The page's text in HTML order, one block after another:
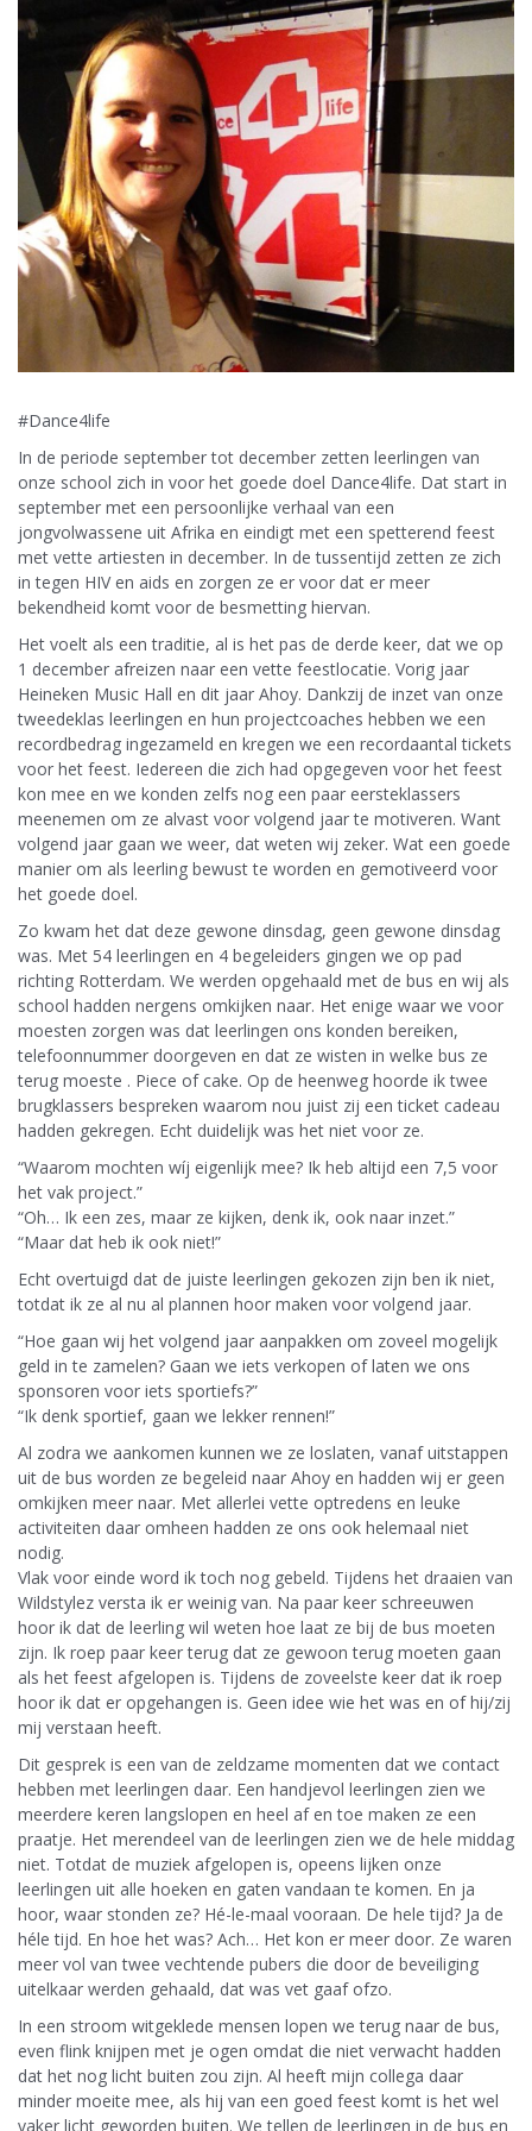
#Dance4life
In de periode september tot december zetten leerlingen van
onze school zich in voor het goede doel Dance4life. Dat start in
september met een persoonlijke verhaal van een
jongvolwassene uit Afrika en eindigt met een spetterend feest
met vette artiesten in december. In de tussentijd zetten ze zich
in tegen HIV en aids en zorgen ze er voor dat er meer
bekendheid komt voor de besmetting hiervan.
Het voelt als een traditie, al is het pas de derde keer, dat we op
1 december afreizen naar een vette feestlocatie. Vorig jaar
Heineken Music Hall en dit jaar Ahoy. Dankzij de inzet van onze
tweedeklas leerlingen en hun projectcoaches hebben we een
recordbedrag ingezameld en kregen we een recordaantal tickets
voor het feest. Iedereen die zich had opgegeven voor het feest
kon mee en we konden zelfs nog een paar eersteklassers
meenemen om ze alvast voor volgend jaar te motiveren. Want
volgend jaar gaan we weer, dat weten wij zeker. Wat een goede
manier om als leerling bewust te worden en gemotiveerd voor
het goede doel.
Zo kwam het dat deze gewone dinsdag, geen gewone dinsdag
was. Met 54 leerlingen en 4 begeleiders gingen we op pad
richting Rotterdam. We werden opgehaald met de bus en wij als
school hadden nergens omkijken naar. Het enige waar we voor
moesten zorgen was dat leerlingen ons konden bereiken,
telefoonnummer doorgeven en dat ze wisten in welke bus ze
terug moeste . Piece of cake. Op de heenweg hoorde ik twee
brugklassers bespreken waarom nou juist zij een ticket cadeau
hadden gekregen. Echt duidelijk was het niet voor ze.
“Waarom mochten wíj eigenlijk mee? Ik heb altijd een 7,5 voor
het vak project.”
“Oh… Ik een zes, maar ze kijken, denk ik, ook naar inzet.”
“Maar dat heb ik ook niet!”
Echt overtuigd dat de juiste leerlingen gekozen zijn ben ik niet,
totdat ik ze al nu al plannen hoor maken voor volgend jaar.
“Hoe gaan wij het volgend jaar aanpakken om zoveel mogelijk
geld in te zamelen? Gaan we iets verkopen of laten we ons
sponsoren voor iets sportiefs?”
“Ik denk sportief, gaan we lekker rennen!”
Al zodra we aankomen kunnen we ze loslaten, vanaf uitstappen
uit de bus worden ze begeleid naar Ahoy en hadden wij er geen
omkijken meer naar. Met allerlei vette optredens en leuke
activiteiten daar omheen hadden ze ons ook helemaal niet
nodig.
Vlak voor einde word ik toch nog gebeld. Tijdens het draaien van
Wildstylez versta ik er weinig van. Na paar keer schreeuwen
hoor ik dat de leerling wil weten hoe laat ze bij de bus moeten
zijn. Ik roep paar keer terug dat ze gewoon terug moeten gaan
als het feest afgelopen is. Tijdens de zoveelste keer dat ik roep
hoor ik dat er opgehangen is. Geen idee wie het was en of hij/zij
mij verstaan heeft.
Dit gesprek is een van de zeldzame momenten dat we contact
hebben met leerlingen daar. Een handjevol leerlingen zien we
meerdere keren langslopen en heel af en toe maken ze een
praatje. Het merendeel van de leerlingen zien we de hele middag
niet. Totdat de muziek afgelopen is, opeens lijken onze
leerlingen uit alle hoeken en gaten vandaan te komen. En ja
hoor, waar stonden ze? Hé-le-maal vooraan. De hele tijd? Ja de
héle tijd. En hoe het was? Ach… Het kon er meer door. Ze waren
meer vol van twee vechtende pubers die door de beveiliging
uitelkaar werden gehaald, dat was vet gaaf ofzo.
In een stroom witgeklede mensen lopen we terug naar de bus,
even flink knijpen met je ogen omdat die niet verwacht hadden
dat het nog licht buiten zou zijn. Al heeft mijn collega daar
minder moeite mee, als hij van een goed feest komt is het wel
vaker licht geworden buiten. We tellen de leerlingen in de bus en